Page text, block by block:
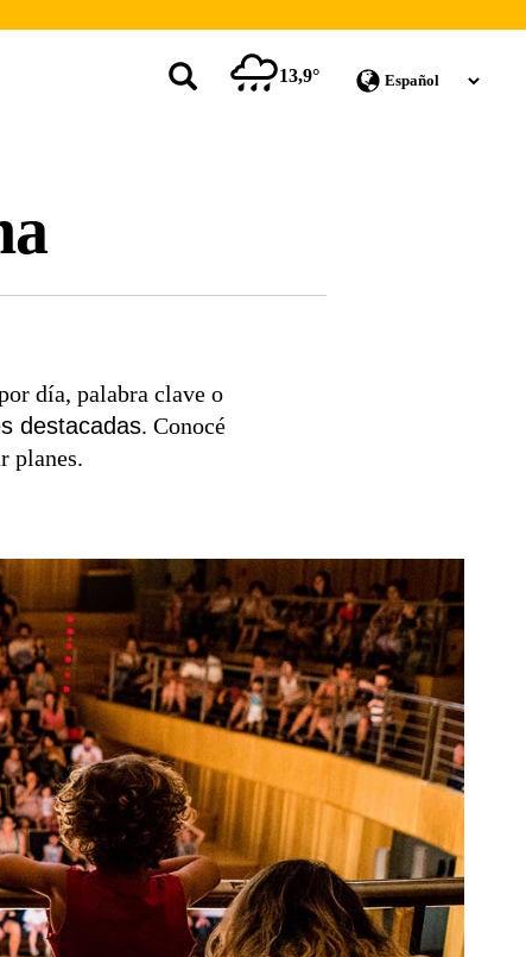
13,9°
día, palabra clave o
destacadas. Conocé
planes.